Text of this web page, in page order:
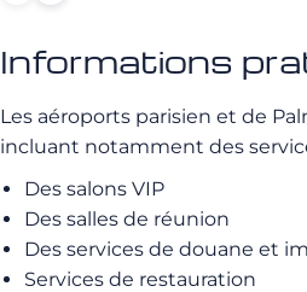
Informations
Les aéroports parisien et de
incluant notamment des
Des salons VIP
Des salles de réunion
Des services de douane et
Services de restauration